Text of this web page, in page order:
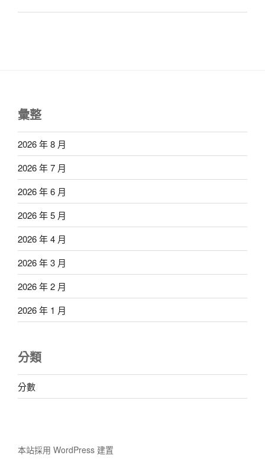
彙整
2026 年 8 月
2026 年 7 月
2026 年 6 月
2026 年 5 月
2026 年 4 月
2026 年 3 月
2026 年 2 月
2026 年 1 月
分類
分數
本站採用 WordPress 建置